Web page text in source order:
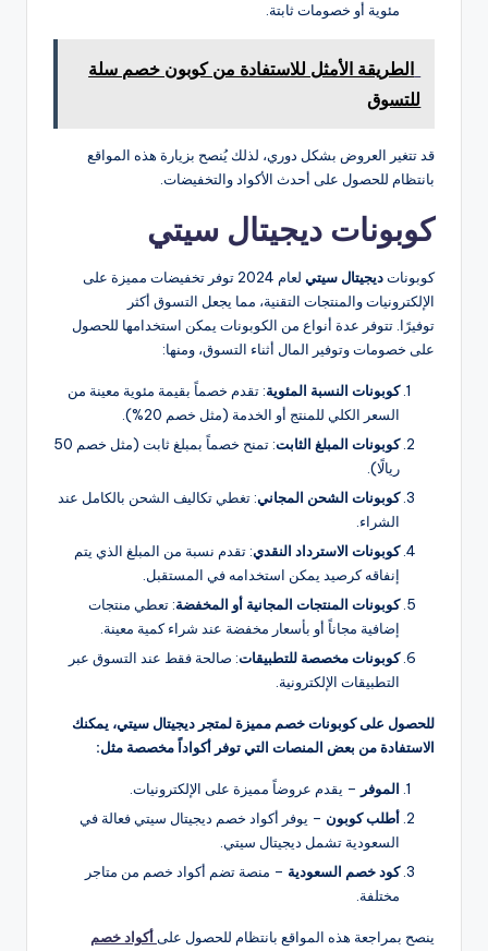
مئوية أو خصومات ثابتة.
الطريقة الأمثل للاستفادة من كوبون خصم سلة
للتسوق
قد تتغير العروض بشكل دوري، لذلك يُنصح بزيارة هذه المواقع
بانتظام للحصول على أحدث الأكواد والتخفيضات.
كوبونات ديجيتال سيتي
كوبوناتديجيتال سيتي
لعام 2024 توفر تخفيضات مميزة على
الإلكترونيات والمنتجات التقنية، مما يجعل التسوق أكثر
توفيرًا. تتوفر عدة أنواع من الكوبونات يمكن استخدامها للحصول
على خصومات وتوفير المال أثناء التسوق، ومنها:
كوبونات النسبة المئوية: تقدم خصماً بقيمة مئوية معينة من
السعر الكلي للمنتج أو الخدمة (مثل خصم 20%).
كوبونات المبلغ الثابت
: تمنح خصماً بمبلغ ثابت (مثل خصم 50
ريالًا).
كوبونات الشحن المجاني: تغطي تكاليف الشحن بالكامل عند
الشراء.
كوبونات الاسترداد النقدي: تقدم نسبة من المبلغ الذي يتم
إنفاقه كرصيد يمكن استخدامه في المستقبل.
كوبونات المنتجات المجانية أو المخفضة: تعطي منتجات
إضافية مجاناً أو بأسعار مخفضة عند شراء كمية معينة.
كوبونات مخصصة للتطبيقات: صالحة فقط عند التسوق عبر
التطبيقات الإلكترونية.
للحصول على كوبونات خصم مميزة لمتجر ديجيتال سيتي، يمكنك
الاستفادة من بعض المنصات التي توفر أكواداً مخصصة مثل:
الموفر – يقدم عروضاً مميزة على الإلكترونيات.
أطلب كوبون – يوفر أكواد خصم ديجيتال سيتي فعالة في
السعودية تشمل ديجيتال سيتي.
كود خصم السعودية – منصة تضم أكواد خصم من متاجر
مختلفة.
ينصح بمراجعة هذه المواقع بانتظام للحصول علىأكواد خصم